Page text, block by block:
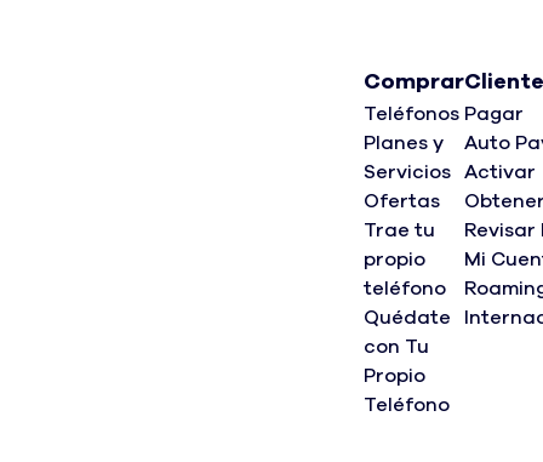
Comprar
Teléfonos
Planes y
Servicios
Ofertas
Trae tu
propio
teléfono
Quédate
con Tu
Propio
Teléfono
Pagar
Auto
Activar
Revisar
Mi